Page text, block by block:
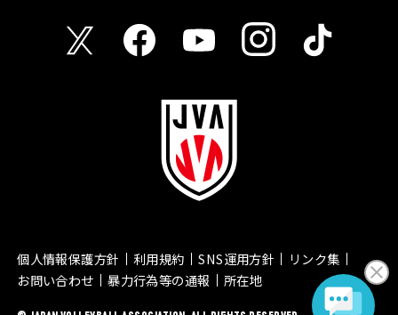
個人情報保護方針 利用規約 SNS運用方針
リンク集
お問い合わせ
暴力行為等の通報 所在地